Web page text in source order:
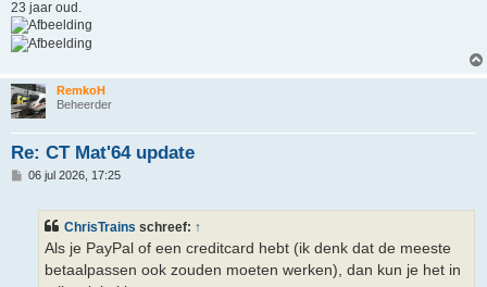
23 jaar oud.
RemkoH
Beheerder
Re: CT Mat'64 update
B06 jul 2026, 17:25
ChrisTrains schreef: ↑
Als je PayPal of een creditcard hebt (ik denk dat de meeste
betaalpassen ook zouden moeten werken), dan kun je het in